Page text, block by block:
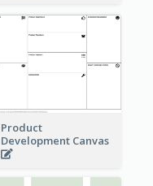
Product
Development Canvas